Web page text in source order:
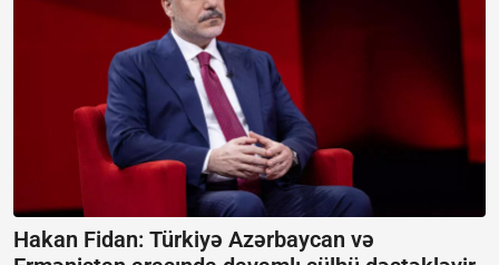
Hakan Fidan: Türkiyə Azərbaycan və